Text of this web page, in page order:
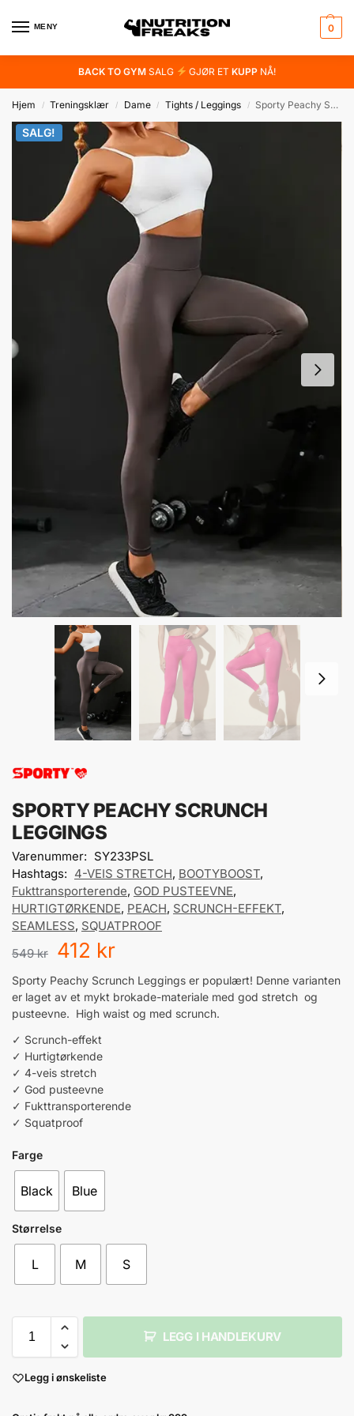
MENY 0
BACK TO GYMSALG GJØR ET KUPP NÅ!
Hjem / Treningsklær / Dame / Tights / Leggings / Sporty Peachy Scrunch Leggings
SALG!
SPORTY PEACHY SCRUNCH
LEGGINGS
Varenummer: SY233PSL
Hashtags: 4-VEIS STRETCH, BOOTYBOOST,
Fukttransporterende, GOD PUSTEEVNE,
HURTIGTØRKENDE, PEACH, SCRUNCH-EFFEKT,
SEAMLESS, SQUATPROOF
549kr 412 kr
Sporty Peachy Scrunch Leggings er populært! Denne varianten
er laget av et mykt brokade-materiale med god stretch og
pusteevne. High waist og med scrunch.
✓ Scrunch-effekt
✓ Hurtigtørkende
✓ 4-veis stretch
✓ God pusteevne
✓ Fukttransporterende
✓ Squatproof
Farge
Black Blue
Størrelse
L M S
LEGG I HANDLEKURV
Legg i ønskeliste